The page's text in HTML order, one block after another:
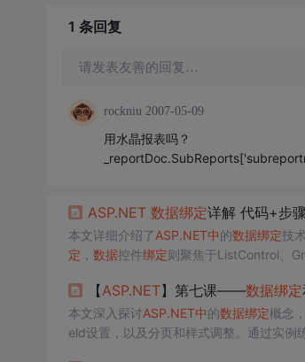
1 条回复
请发表友善的回复…
rockniu 2007-05-09
用水晶报表吗？
ASP.NET 数据绑定详解 代码+步骤
本文详细介绍了ASP.NET中的数据绑定技
定 ， 数据控件绑定则聚焦于ListControl、
【ASP.NET】第七课——数据绑定
本文深入探讨ASP.NET中的数据绑定概念
eld设置，以及分页和样式调整。通过实例